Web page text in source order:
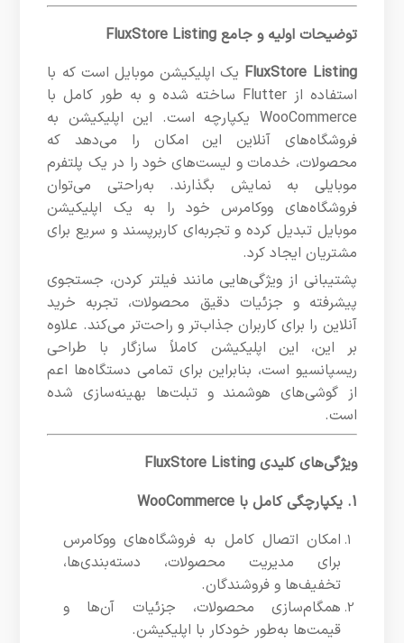
توضیحات اولیه و جامع FluxStore Listing
FluxStore Listing یک اپلیکیشن موبایل است که با
استفاده از Flutter ساخته شده و به طور کامل با
WooCommerce یکپارچه است. این اپلیکیشن به
فروشگاه‌های آنلاین این امکان را می‌دهد که
محصولات، خدمات و لیست‌های خود را در یک پلتفرم
موبایلی به نمایش بگذارند. به‌راحتی می‌توان
فروشگاه‌های ووکامرس خود را به یک اپلیکیشن
موبایل تبدیل کرده و تجربه‌ای کاربرپسند و سریع برای
مشتریان ایجاد کرد.
پشتیبانی از ویژگی‌هایی مانند فیلتر کردن، جستجوی
پیشرفته و جزئیات دقیق محصولات، تجربه خرید
آنلاین را برای کاربران جذاب‌تر و راحت‌تر می‌کند. علاوه
بر این، این اپلیکیشن کاملاً سازگار با طراحی
ریسپانسیو است، بنابراین برای تمامی دستگاه‌ها اعم
از گوشی‌های هوشمند و تبلت‌ها بهینه‌سازی شده
است.
ویژگی‌های کلیدی FluxStore Listing
1. یکپارچگی کامل با WooCommerce
امکان اتصال کامل به فروشگاه‌های ووکامرس
برای مدیریت محصولات، دسته‌بندی‌ها،
تخفیف‌ها و فروشندگان.
همگام‌سازی محصولات، جزئیات آن‌ها و
قیمت‌ها به‌طور خودکار با اپلیکیشن.